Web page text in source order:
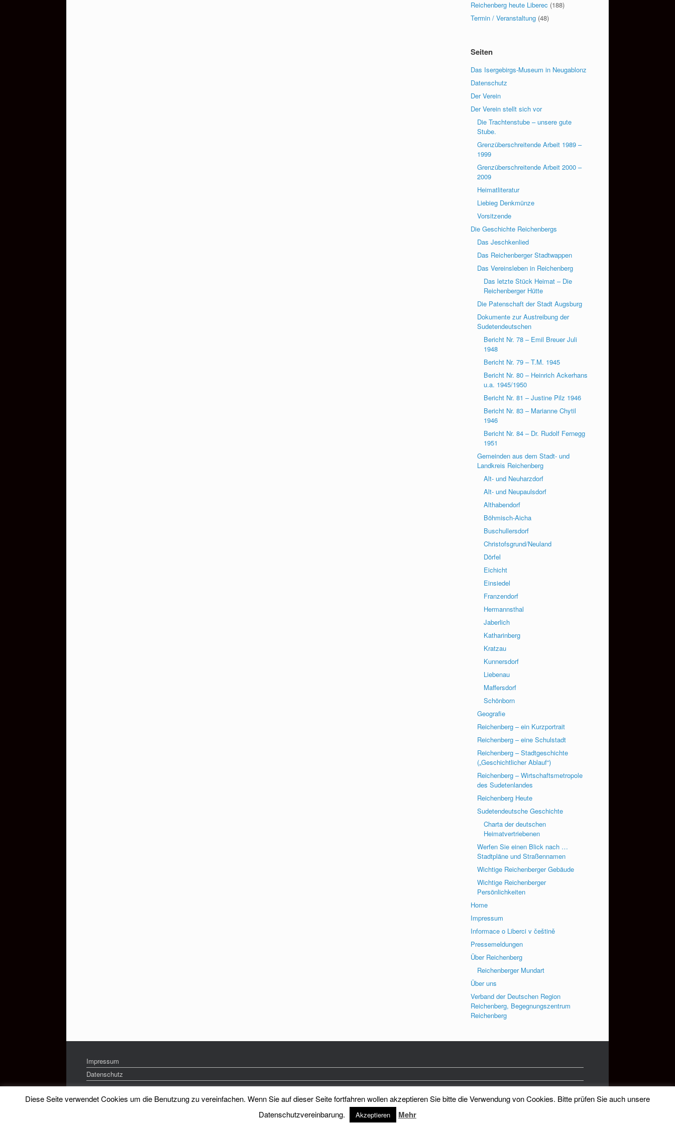
Reichenberg heute Liberec (188)
Termin / Veranstaltung (48)
Seiten
Das Isergebirgs-Museum in Neugablonz
Datenschutz
Der Verein
Der Verein stellt sich vor
Die Trachtenstube – unsere gute
Stube.
Grenzüberschreitende Arbeit 1989 –
1999
Grenzüberschreitende Arbeit 2000 –
2009
Heimatliteratur
Liebieg Denkmünze
Vorsitzende
Die Geschichte Reichenbergs
Das Jeschkenlied
Das Reichenberger Stadtwappen
Das Vereinsleben in Reichenberg
Das letzte Stück Heimat – Die
Reichenberger Hütte
Die Patenschaft der Stadt Augsburg
Dokumente zur Austreibung der
Sudetendeutschen
Bericht Nr. 78 – Emil Breuer Juli
1948
Bericht Nr. 79 – T.M. 1945
Bericht Nr. 80 – Heinrich Ackerhans
u.a. 1945/1950
Bericht Nr. 81 – Justine Pilz 1946
Bericht Nr. 83 – Marianne Chytil
1946
Bericht Nr. 84 – Dr. Rudolf Fernegg
1951
Gemeinden aus dem Stadt- und
Landkreis Reichenberg
Alt- und Neuharzdorf
Alt- und Neupaulsdorf
Althabendorf
Böhmisch-Aicha
Buschullersdorf
Christofsgrund/Neuland
Dörfel
Eichicht
Einsiedel
Franzendorf
Hermannsthal
Jaberlich
Katharinberg
Kratzau
Kunnersdorf
Liebenau
Maffersdorf
Schönborn
Geografie
Reichenberg – ein Kurzportrait
Reichenberg – eine Schulstadt
Reichenberg – Stadtgeschichte
(„Geschichtlicher Ablauf“)
Reichenberg – Wirtschaftsmetropole
des Sudetenlandes
Reichenberg Heute
Sudetendeutsche Geschichte
Charta der deutschen
Heimatvertriebenen
Werfen Sie einen Blick nach …
Stadtpläne und Straßennamen
Wichtige Reichenberger Gebäude
Wichtige Reichenberger
Persönlichkeiten
Home
Impressum
Informace o Liberci v češtině
Pressemeldungen
Über Reichenberg
Reichenberger Mundart
Über uns
Verband der Deutschen Region
Reichenberg, Begegnungszentrum
Reichenberg
Impressum
Datenschutz
Heimatkreis Reichenberg Stadt und Land e.V. Theme bySiteOrigin
Diese Seite verwendet Cookies um die Benutzung zu vereinfachen. Wenn Sie auf dieser Seite fortfahren wollen akzeptieren Sie bitte die Verwendung von Cookies. Bitte prüfen Sie auch unsere
Datenschutzvereinbarung.
Akzeptieren Mehr